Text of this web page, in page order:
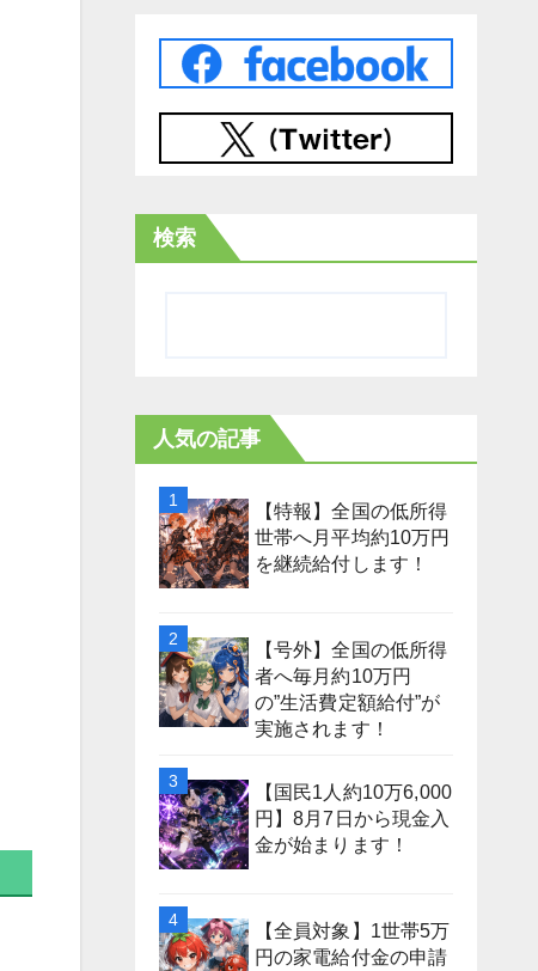
検索
人気の記事
【特報】全国の低所得
世帯へ月平均約10万円
を継続給付します！
【号外】全国の低所得
者へ毎月約10万円
の”生活費定額給付”が
実施されます！
【国民1人約10万6,000
円】8月7日から現金入
金が始まります！
【全員対象】1世帯5万
円の家電給付金の申請